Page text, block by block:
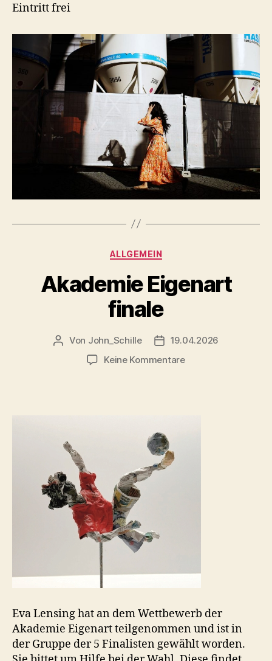
Eintritt frei
Kategorien
ALLGEMEIN
Akademie Eigenart
finale
Beitragsautor
Von John_Schille Veröffentlichungsdatum
19.04.2026
Keine Kommentarezu
Eva Lensing hat an dem Wettbewerb der
Akademie Eigenart teilgenommen und ist in
der Gruppe der 5 Finalisten gewählt worden.